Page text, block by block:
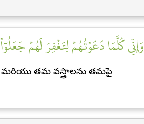
وَإِنِّي كُلَّمَا دَعَوۡتُهُمۡ لِتَغۡفِرَ لَهُمۡ
మరియు తమ వస్త్రాలను తమపై